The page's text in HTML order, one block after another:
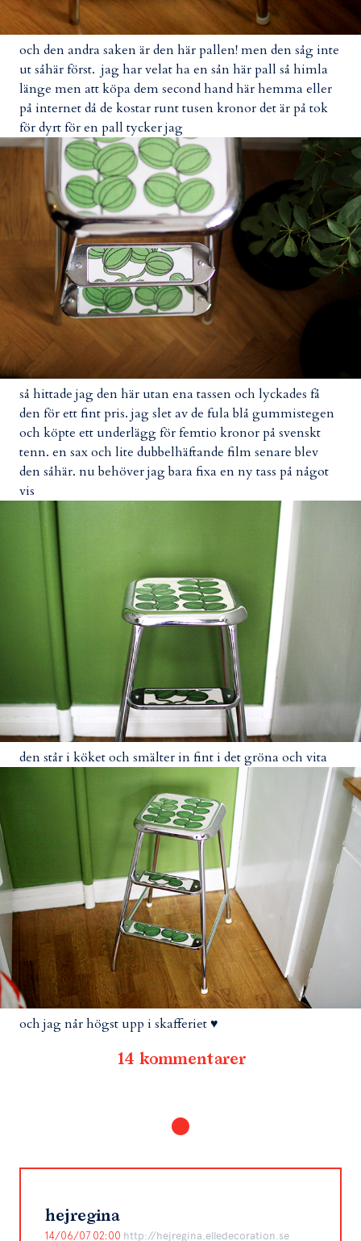
och den andra saken är den här pallen! men den såg inte
ut såhär först. jag har velat ha en sån här pall så himla
länge men att köpa dem second hand här hemma eller
på internet då de kostar runt tusen kronor det är på tok
för dyrt för en pall tycker jag
så hittade jag den här utan ena tassen och lyckades få
den för ett fint pris. jag slet av de fula blå gummistegen
och köpte ett underlägg för femtio kronor på svenskt
tenn. en sax och lite dubbelhäftande film senare blev
den såhär. nu behöver jag bara fixa en ny tass på något
vis
den står i köket och smälter in fint i det gröna och vita
och jag når högst upp i skafferiet ♥
14 kommentarer
hejregina
14/06/07 02:00 http://hejregina.elledecoration.se